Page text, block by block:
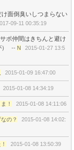
面倒臭いしつまらない
09-11 00:35:19
ポ仲間はきちんと避け
-- N
2015-01-27 13:5
2015-01-09 16:47:00
2015-01-08 14:34:19
！ 2015-01-08 14:11:06
の？
2015-01-08 14:02:
2015-01-08 13:50:39